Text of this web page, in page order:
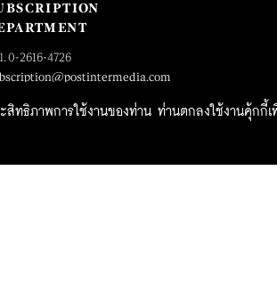
สิทธิภาพการใช้งานของท่าน ท่านตกลงใช้งานคุ้กกี้เ
0-2616-4726